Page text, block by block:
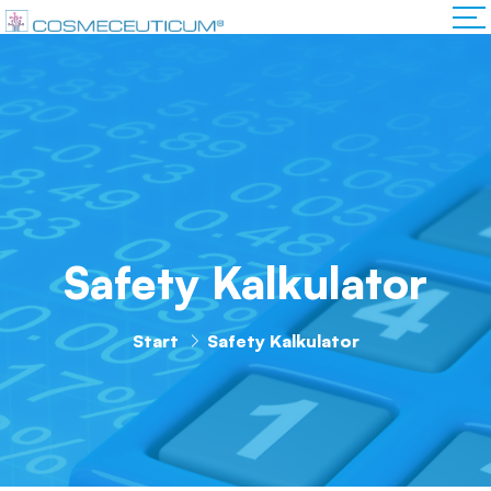
Safety Kalkulator
Start Safety Kalkulator